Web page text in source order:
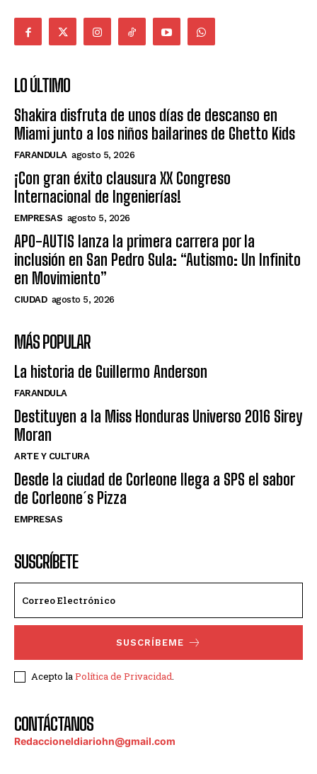
LO ÚLTIMO
Shakira disfruta de unos días de descanso en
Miami junto a los niños bailarines de Ghetto Kids
FARANDULA agosto 5, 2026
¡Con gran éxito clausura XX Congreso
Internacional de Ingenierías!
EMPRESAS agosto 5, 2026
APO-AUTIS lanza la primera carrera por la
inclusión en San Pedro Sula: “Autismo: Un Infinito
en Movimiento”
CIUDAD agosto 5, 2026
MÁS POPULAR
La historia de Guillermo Anderson
FARANDULA
Destituyen a la Miss Honduras Universo 2016 Sirey
Moran
ARTE Y CULTURA
Desde la ciudad de Corleone llega a SPS el sabor
de Corleone´s Pizza
EMPRESAS
SUSCRÍBETE
SUSCRÍBEME
Acepto laPolítica de Privacidad.
CONTÁCTANOS
Redaccioneldiariohn@gmail.com